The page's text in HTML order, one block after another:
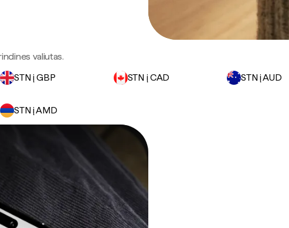
valiutas.
STN į GBP STN į CAD STN į AUD
STN į AMD